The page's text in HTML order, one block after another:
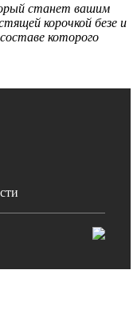
станет вашим
корочкой безе и
которого